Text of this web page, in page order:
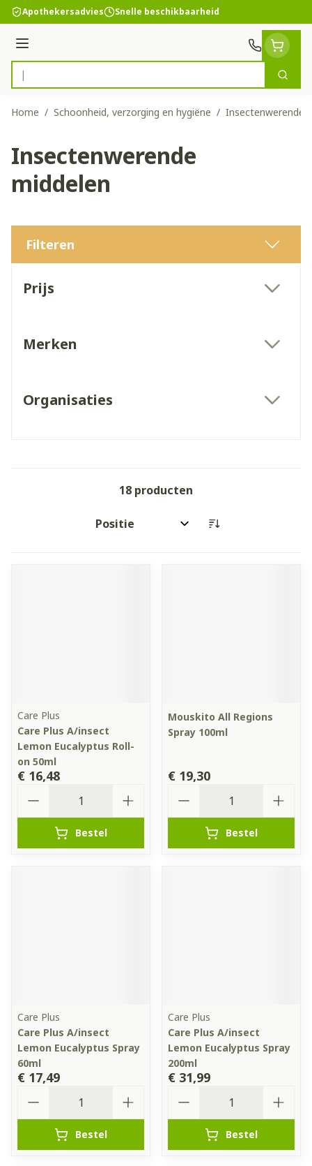
Ga naar de inhoud
Apothekersadvies Snelle beschikbaarheid
Menu
Product, merk, categorie...
Zoek
Home / Schoonheid, verzorging en hygiëne / Insectenwerende
Insectenwerende
middelen
Filteren
Prijs
Merken
Organisaties
18 producten
Sorteer op:
Care Plus
Care Plus A/insect
Lemon Eucalyptus Roll-
on 50ml
€ 16,48
Bestel
Mouskito All Regions
Spray 100ml
€ 19,30
Bestel
Care Plus
Care Plus A/insect
Lemon Eucalyptus Spray
60ml
€ 17,49
Bestel
Care Plus
Care Plus A/insect
Lemon Eucalyptus Spray
200ml
€ 31,99
Bestel